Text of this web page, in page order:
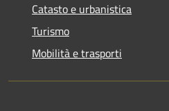
Catasto e urbanistica
Turismo
Mobilità e trasporti